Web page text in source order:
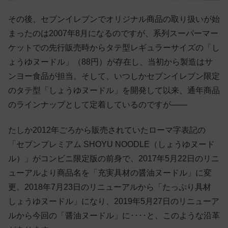
その後、セブンイレブンでオリジナル商品の取り扱いが始
まったのは2007年8月になるのですが、系列スーパーマー
ケットでの先行販売時からタテ型レギュラーサイズの「し
ょうゆヌードル」（88円）が存在し、当初から製造はサ
ンヨー食品が担当。そして、いつしかセブンイレブン限定
のタテ型「しょうゆヌードル」を開発して以来、通年商品
のラインナップとして定着しているのですが——
たしか2012年ごろから販売されていたローマ字表記の
「セブンプレミアム SHOYU NOODLE（しょうゆヌード
ル）」がコンビニ限定版の前身で、2017年5月22日のリニ
ューアルより商品名を「充実具材の醤油ヌードル」に変
更。2018年7月23日のリニューアルから「たっぷり具材
しょうゆヌードル」になり、2019年5月27日のリニューア
ルから今回の「醤油ヌードル」に‥‥と、このような沿革